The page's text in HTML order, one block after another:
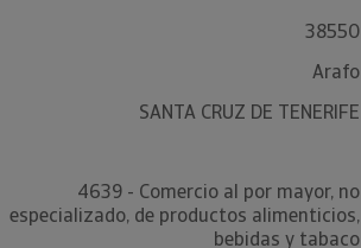
38550
Arafo
SANTA CRUZ DE TENERIFE
4639 - Comercio al por mayor, no
especializado, de productos alimenticios,
bebidas y tabaco